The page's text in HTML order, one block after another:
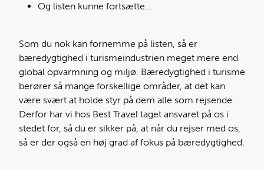
Og listen kunne fortsætte…
Som du nok kan fornemme på listen, så er
bæredygtighed i turismeindustrien meget mere end
global opvarmning og miljø. Bæredygtighed i turisme
berører så mange forskellige områder, at det kan
være svært at holde styr på dem alle som rejsende.
Derfor har vi hos Best Travel taget ansvaret på os i
stedet for, så du er sikker på, at når du rejser med os,
så er der også en høj grad af fokus på bæredygtighed.